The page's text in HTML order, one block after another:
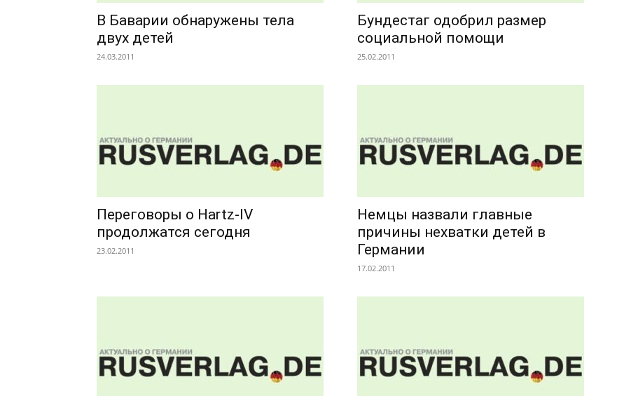
В Баварии обнаружены тела
двух детей
24.03.2011
Бундестаг одобрил размер
социальной помощи
25.02.2011
Переговоры о Hartz-IV
продолжатся сегодня
23.02.2011
Немцы назвали главные
причины нехватки детей в
Германии
17.02.2011